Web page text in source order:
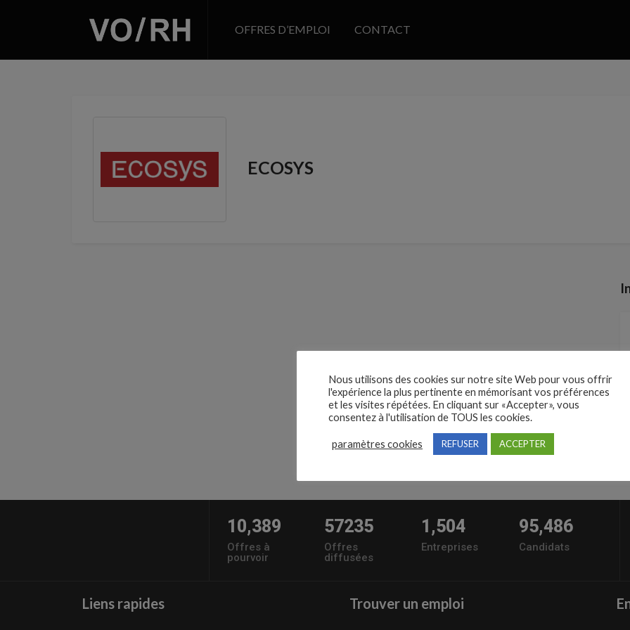
OFFRES D’EMPLOI CONTACT
ECOSYS
10,389
Offres à
pourvoir
57235
Offres
diffusées
1,504
Entreprises
95,486
Candidats
Liens rapides Trouver un emploi
Nous utilisons des cookies sur notre site Web pour vous offrir
l'expérience la plus pertinente en mémorisant vos préférences
et les visites répétées. En cliquant sur «Accepter», vous
consentez à l'utilisation de TOUS les cookies.
paramètres cookies REFUSER ACCEPTER